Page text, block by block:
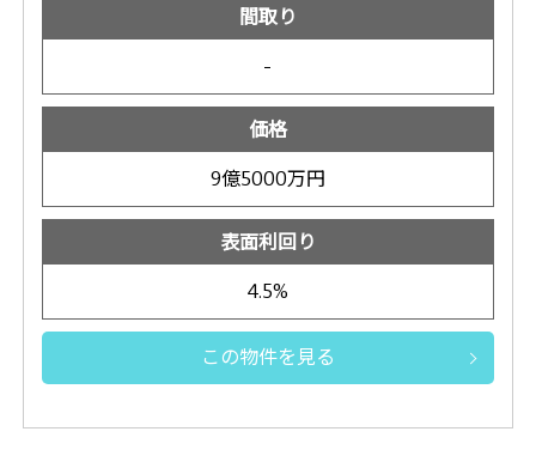
間取り
-
価格
9億5000万円
表面利回り
4.5%
この物件を見る